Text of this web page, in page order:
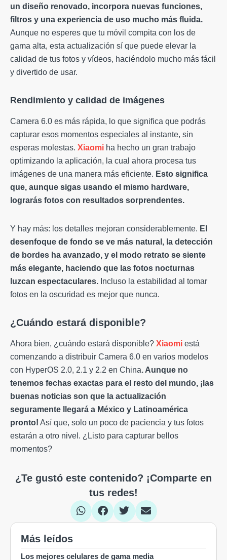
un diseño renovado, incorpora nuevas funciones,
filtros y una experiencia de uso mucho más fluida.
Aunque no esperes que tu móvil compita con los de
gama alta, esta actualización sí que puede elevar la
calidad de tus fotos y vídeos, haciéndolo mucho más fácil
y divertido de usar.
Rendimiento y calidad de imágenes
Camera 6.0 es más rápida, lo que significa que podrás
capturar esos momentos especiales al instante, sin
esperas molestas. Xiaomi ha hecho un gran trabajo
optimizando la aplicación, la cual ahora procesa tus
imágenes de una manera más eficiente. Esto significa
que, aunque sigas usando el mismo hardware,
lograrás fotos con resultados sorprendentes.
Y hay más: los detalles mejoran considerablemente. El
desenfoque de fondo se ve más natural, la detección
de bordes ha avanzado, y el modo retrato se siente
más elegante, haciendo que las fotos nocturnas
luzcan espectaculares. Incluso la estabilidad al tomar
fotos en la oscuridad es mejor que nunca.
¿Cuándo estará disponible?
Ahora bien, ¿cuándo estará disponible? Xiaomi está
comenzando a distribuir Camera 6.0 en varios modelos
con HyperOS 2.0, 2.1 y 2.2 en China. Aunque no
tenemos fechas exactas para el resto del mundo, ¡las
buenas noticias son que la actualización
seguramente llegará a México y Latinoamérica
pronto! Así que, solo un poco de paciencia y tus fotos
estarán a otro nivel. ¿Listo para capturar bellos
momentos?
¿Te gustó este contenido? ¡Comparte en
tus redes!
Más leídos
Los mejores celulares de gama media